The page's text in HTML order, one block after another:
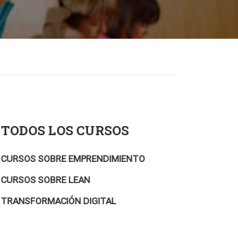
TODOS LOS CURSOS
CURSOS SOBRE EMPRENDIMIENTO
CURSOS SOBRE LEAN
TRANSFORMACIÓN DIGITAL